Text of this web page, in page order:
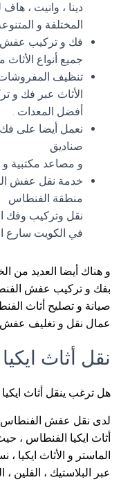
دينا ، وانيت ،
المختلفة و
فك و تركيب عفش
جميع أنواع
تنظيف
الأثاث عبر فك و
أفضل المعدات .
نعمل أيضا على
صناديق
و مصاعد مكتبية و
خدمة نقل عفش
منطقة الفنطاس
نقل وتركيب وفك
في الكويت سارع
و هناك أيضا العديد من
بفك و تركيب عفش
صيانة و تصليح أثاث
عمال نقل و تغليف عفش
نقل أثاث
هل ترغب ينقل أثاث
لدى نقل عفش الفنطاس
أثاث ايكيا الفنطاس ،
الماستر و الأثاث ايكيا
عبر البلاستيك ، الفلين